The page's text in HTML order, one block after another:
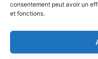
consentement peut avoir un
et fonctions.
1205 Genève